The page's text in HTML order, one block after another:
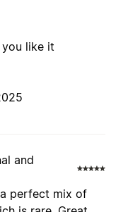
you like it
and
perfect mix of